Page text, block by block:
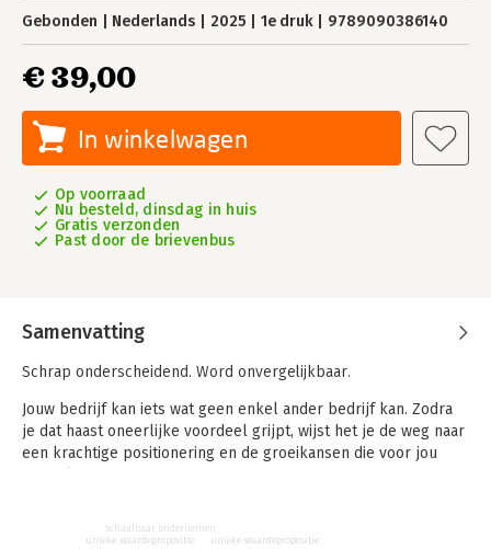
Gebonden Nederlands 2025 1e druk 9789090386140
€ 39,00
In winkelwagen
Op voorraad
Nu besteld, dinsdag in huis
Gratis verzonden
Past door de brievenbus
Samenvatting
Schrap onderscheidend. Word onvergelijkbaar.
Jouw bedrijf kan iets wat geen enkel ander bedrijf kan. Zodra
je dat haast oneerlijke voordeel grijpt, wijst het je de weg naar
een krachtige positionering en de groeikansen die voor jou
kunnen krijgen.unieke waardepropositie
schaalbaar ondernemen
unieke waardepropositie